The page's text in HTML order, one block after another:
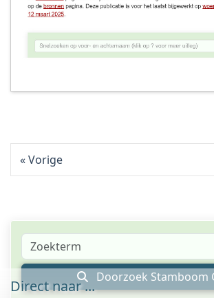
Vorige
Doorzoek Stamboom
Direct naar ...